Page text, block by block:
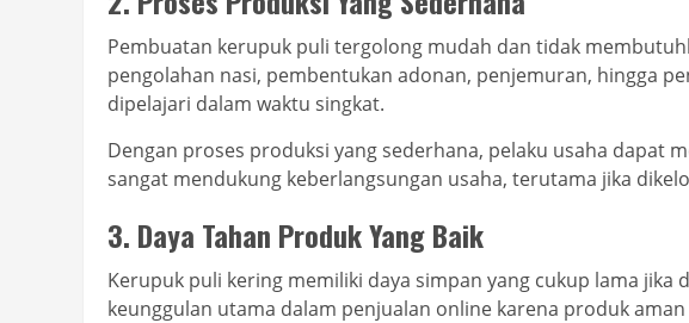
Pembuatan kerupuk puli tergolong mudah dan tidak
pengolahan nasi, pembentukan adonan, penjemuran, hingga
dipelajari dalam waktu singkat.
Dengan proses produksi yang sederhana, pelaku usaha dapat
sangat mendukung keberlangsungan usaha, terutama jika
3. Daya Tahan Produk Yang Baik
Kerupuk puli kering memiliki daya simpan yang cukup lama jika
keunggulan utama dalam penjualan online karena produk